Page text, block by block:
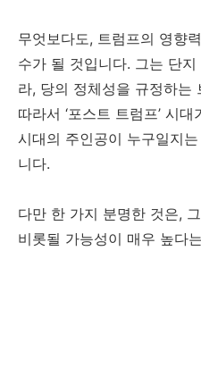
무엇보다도, 트럼프의 영향
수가 될 것입니다. 그는 단
라, 당의 정체성을 규정하는
따라서 ‘포스트 트럼프’ 시
시대의 주인공이 누구일지
니다.
다만 한 가지 분명한 것은,
비롯될 가능성이 매우 높다